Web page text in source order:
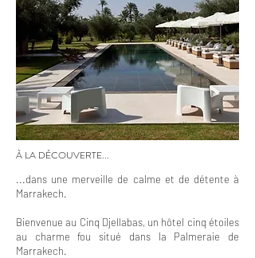
À LA DÉCOUVERTE...
...dans une merveille de calme et de détente à
Marrakech.
Bienvenue au Cinq Djellabas, un hôtel cinq étoiles
au charme fou situé dans la Palmeraie de
Marrakech.